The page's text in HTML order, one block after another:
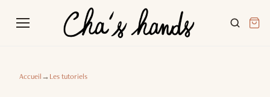
Accueil→Les tutoriels